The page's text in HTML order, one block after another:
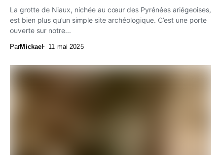
La grotte de Niaux, nichée au cœur des Pyrénées ariégeoises,
est bien plus qu’un simple site archéologique. C’est une porte
ouverte sur notre...
ParMickael 11 mai 2025